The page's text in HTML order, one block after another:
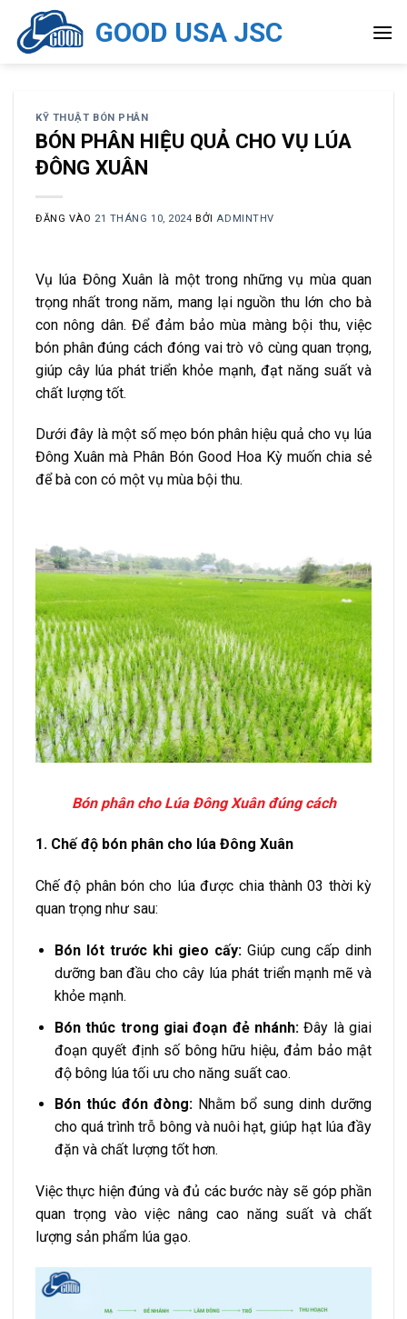
qua
GOOD USA JSC
KỸ THUẬT BÓN PHÂN
BÓN PHÂN HIỆU QUẢ CHO VỤ LÚA
ĐÔNG XUÂN
ĐĂNG VÀO 21 THÁNG 10, 2024 BỞI ADMINTHV
Vụ lúa Đông Xuân là một trong những vụ mùa quan
trọng nhất trong năm, mang lại nguồn thu lớn cho bà
con nông dân. Để đảm bảo mùa màng bội thu, việc
bón phân đúng cách đóng vai trò vô cùng quan trọng,
giúp cây lúa phát triển khỏe mạnh, đạt năng suất và
chất lượng tốt.
Dưới đây là một số mẹo bón phân hiệu quả cho vụ lúa
Đông Xuân mà Phân Bón Good Hoa Kỳ muốn chia sẻ
để bà con có một vụ mùa bội thu.
Bón phân cho Lúa Đông Xuân đúng cách
1. Chế độ bón phân cho lúa Đông Xuân
Chế độ phân bón cho lúa được chia thành 03 thời kỳ
quan trọng như sau:
Bón lót trước khi gieo cấy:Giúp cung cấp dinh
dưỡng ban đầu cho cây lúa phát triển mạnh mẽ và
khỏe mạnh.
Bón thúc trong giai đoạn đẻ nhánh:Đây là giai
đoạn quyết định số bông hữu hiệu, đảm bảo mật
độ bông lúa tối ưu cho năng suất cao.
Bón thúc đón đòng:Nhằm bổ sung dinh dưỡng
cho quá trình trỗ bông và nuôi hạt, giúp hạt lúa đầy
đặn và chất lượng tốt hơn.
Việc thực hiện đúng và đủ các bước này sẽ góp phần
quan trọng vào việc nâng cao năng suất và chất
lượng sản phẩm lúa gạo.